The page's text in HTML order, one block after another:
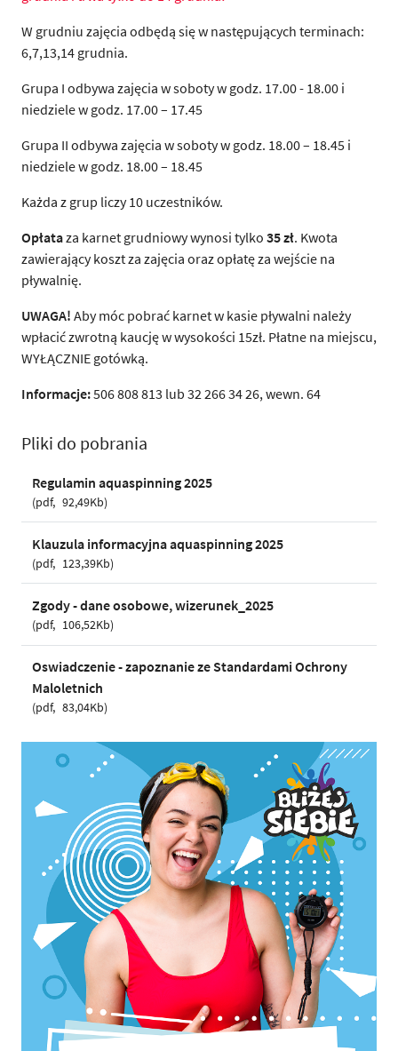
W grudniu zajęcia odbędą się w następujących terminach:
6,7,13,14 grudnia.
Grupa I odbywa zajęcia w soboty w godz. 17.00 - 18.00 i
niedziele w godz. 17.00 – 17.45
Grupa II odbywa zajęcia w soboty w godz. 18.00 – 18.45 i
niedziele w godz. 18.00 – 18.45
Każda z grup liczy 10 uczestników.
Opłataza karnet grudniowy wynosi tylko 35 zł. Kwota
zawierający koszt za zajęcia oraz opłatę za wejście na
pływalnię.
UWAGA! Aby móc pobrać karnet w kasie pływalni należy
wpłacić zwrotną kaucję w wysokości 15zł. Płatne na miejscu,
WYŁĄCZNIE gotówką.
Informacje:506 808 813 lub 32 266 34 26, wewn. 64
Pliki do pobrania
Regulamin aquaspinning 2025
pdf 92,49Kb
Klauzula informacyjna aquaspinning 2025
pdf 123,39Kb
Zgody - dane osobowe, wizerunek_2025
pdf 106,52Kb
Oswiadczenie - zapoznanie ze Standardami Ochrony
Maloletnich
pdf 83,04Kb